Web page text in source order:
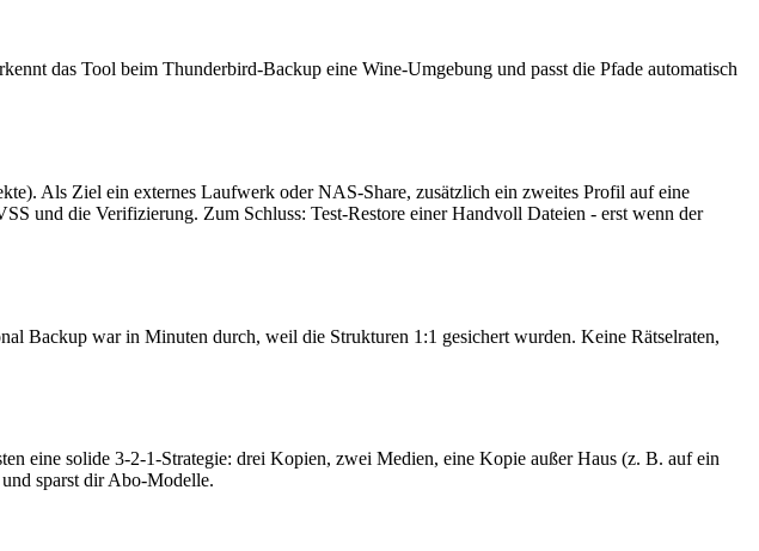
das Tool beim Thunderbird-Backup eine Wine-Umgebung und passt die Pfade automatisch
Als Ziel ein externes Laufwerk oder NAS-Share, zusätzlich ein zweites Profil auf eine
und die Verifizierung. Zum Schluss: Test-Restore einer Handvoll Dateien - erst wenn der
Backup war in Minuten durch, weil die Strukturen 1:1 gesichert wurden. Keine Rätselraten,
eine solide 3-2-1-Strategie: drei Kopien, zwei Medien, eine Kopie außer Haus (z. B. auf ein
sparst dir Abo-Modelle.